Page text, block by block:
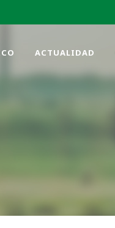
ACTUALIDAD